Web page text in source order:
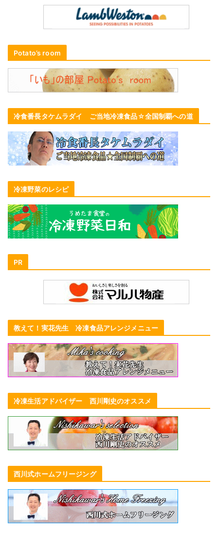
Potato’s room
冷食番長タケムラダイ ご当地冷凍食品☆全国制覇への道
冷凍野菜のレシピ
PR
教えて！実花先生 冷凍食品アレンジメニュー
冷凍生活アドバイザー 西川剛史のオススメ
西川式ホームフリージング